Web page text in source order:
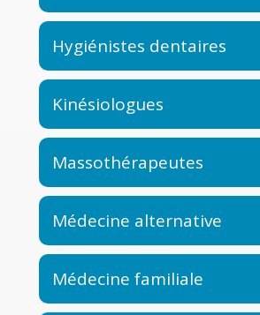
Hygiénistes dentaires
Kinésiologues
Massothérapeutes
Médecine alternative
Médecine familiale